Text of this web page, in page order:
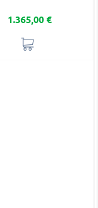
Precio
1.365,00 €